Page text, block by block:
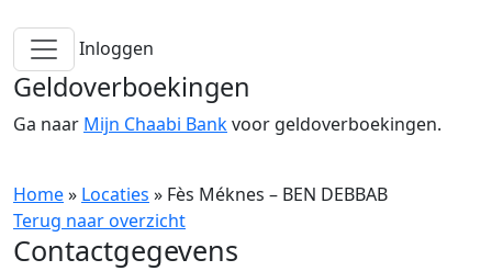
Inloggen
Geldoverboekingen
Ga naar Mijn Chaabi Bankvoor geldoverboekingen.
Home» Locaties » Fès Méknes – BEN DEBBAB
Terug naar overzicht
Contactgegevens